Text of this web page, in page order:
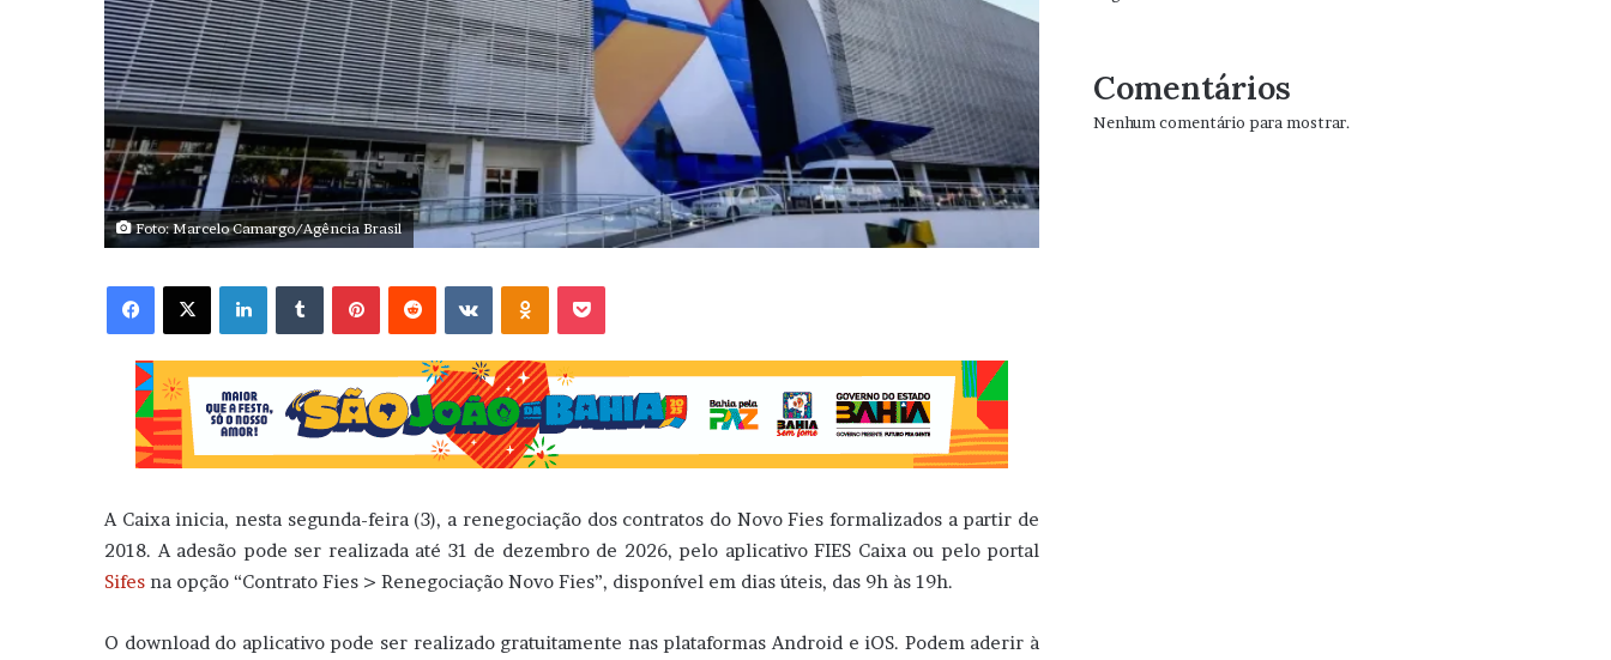
Foto: Marcelo Camargo/Agência Brasil
Facebook X Linkedin VK OK
A Caixa inicia, nesta segunda-feira (3), a renegociação dos contratos do Novo Fies formalizados a partir de
2018. A adesão pode ser realizada até 31 de dezembro de 2026, pelo aplicativo FIES Caixa ou pelo portal
Sifes na opção “Contrato Fies > Renegociação Novo Fies”, disponível em dias úteis, das 9h às 19h.
O download do aplicativo pode ser realizado gratuitamente nas plataformas Android e iOS. Podem aderir à
Comentários
Nenhum comentário para mostrar.